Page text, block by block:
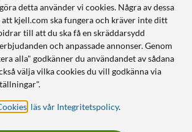
detta använder vi cookies. Några av dessa
kjell.com ska fungera och kräver inte ditt
till att du ska få en skräddarsydd
och anpassade annonser. Genom
alla" godkänner du användandet av sådana
välja vilka cookies du vill godkänna via
läs vår Integritetspolicy.